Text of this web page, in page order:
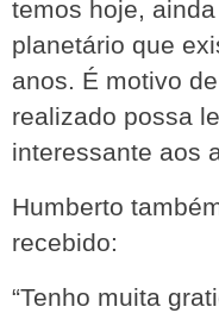
temos hoje,
planetário que
anos. É motivo
realizado possa
interessante aos
Humberto
recebido:
“Tenho muita